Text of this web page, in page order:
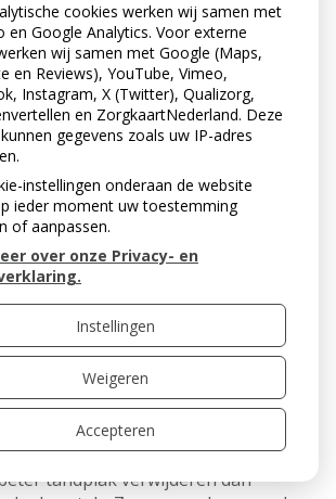
BETER
GEWONE
is gebleken dat roterende elektrische
tandplak verwijderen dan
cookies werken wij samen met
en Google Analytics. Voor externe
wij samen met Google (Maps,
en Reviews), YouTube, Vimeo,
Instagram, X (Twitter), Qualizorg,
en ZorgkaartNederland. Deze
gegevens zoals uw IP-adres
instellingen onderaan de website
ieder moment uw toestemming
of aanpassen.
over onze Privacy- en
Instellingen
Weigeren
Accepteren